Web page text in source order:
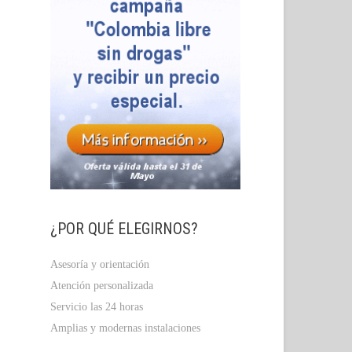
¿POR QUÉ ELEGIRNOS?
Asesoría y orientación
Atención personalizada
Servicio las 24 horas
Amplias y modernas instalaciones